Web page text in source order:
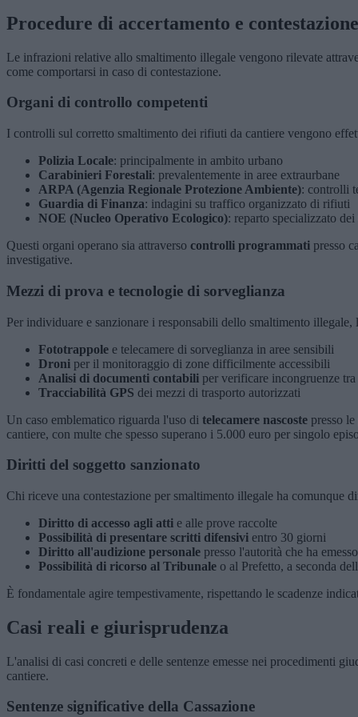
Procedure di accertamento e contestazione
Le infrazioni relative allo smaltimento illegale vengono rilevate
come comportarsi in caso di contestazione.
Organi di controllo competenti
I controlli sul corretto smaltimento dei rifiuti da cantiere vengono
Polizia Locale: principalmente in ambito urbano
Carabinieri Forestali: prevalentemente in aree extraurbane
ARPA (Agenzia Regionale Protezione Ambiente): controlli
Guardia di Finanza: indagini su traffico organizzato di rifiuti
NOE (Nucleo Operativo Ecologico): reparto specializzato
Questi organi operano sia attraverso controlli programmati presso
investigative.
Mezzi di prova e tecnologie di sorveglianza
Per individuare e sanzionare i responsabili dello smaltimento illegale,
Fototrappole e telecamere di sorveglianza in aree sensibili
Droni per il monitoraggio di zone difficilmente accessibili
Analisi di documenti contabili per verificare incongruenze
Tracciabilità GPS dei mezzi di trasporto autorizzati
Un caso emblematico riguarda l'uso di telecamere nascoste presso
cantiere, con multe che spesso superano i 5.000 euro per singolo
Diritti del soggetto sanzionato
Chi riceve una contestazione per smaltimento illegale ha comunque
Diritto di accesso agli atti e alle prove raccolte
Possibilità di presentare scritti difensivi entro 30 giorni
Diritto all'audizione personale presso l'autorità che ha
Possibilità di ricorso al Tribunale o al Prefetto, a seconda
È fondamentale agire tempestivamente, rispettando le scadenze
Casi reali e giurisprudenza
L'analisi di casi concreti e delle sentenze emesse nei procedimenti
cantiere.
Sentenze significative della Cassazione